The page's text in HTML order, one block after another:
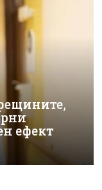
ефект